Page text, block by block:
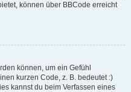
können über BBCode erreicht
können, um ein Gefühl
kurzen Code, z. B. bedeutet :)
kannst du beim Verfassen eines